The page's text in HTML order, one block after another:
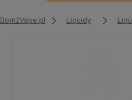
Born2Vape.pl Liquidy